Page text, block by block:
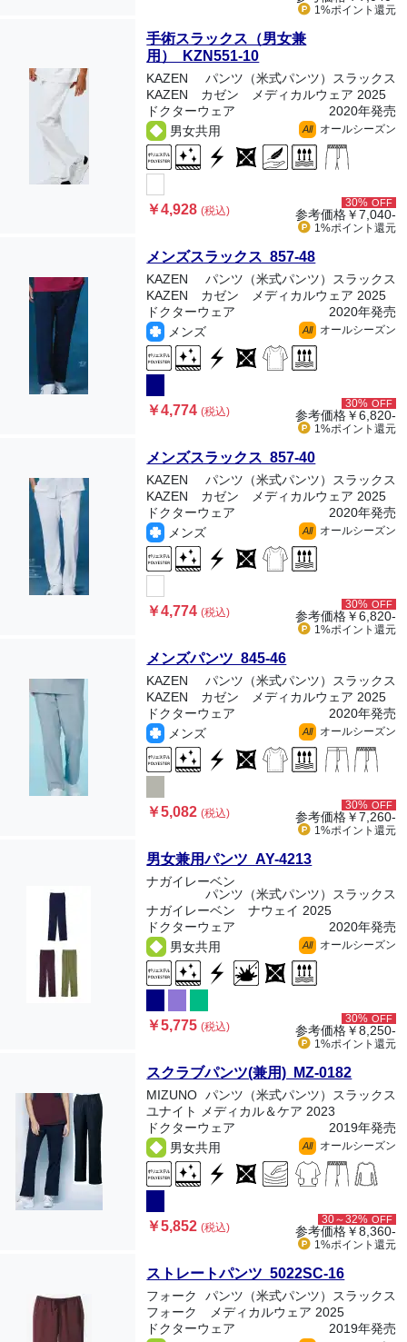
1%ポイント 還元
手術スラックス（男女兼
用） KZN551-10
KAZEN
パンツ（米式パンツ）スラックス
KAZEN カゼン メディカルウェア 2025
ドクターウェア
2020年発売
男女共用
All オールシーズン
￥4,928(税込)
30% OFF
参考価格￥7,040-
1%ポイント 還元
メンズスラックス 857-48
KAZEN
パンツ（米式パンツ）スラックス
KAZEN カゼン メディカルウェア 2025
ドクターウェア
2020年発売
メンズ
All オールシーズン
￥4,774(税込)
30% OFF
参考価格￥6,820-
1%ポイント 還元
メンズスラックス 857-40
KAZEN
パンツ（米式パンツ）スラックス
KAZEN カゼン メディカルウェア 2025
ドクターウェア
2020年発売
メンズ
All オールシーズン
￥4,774(税込)
30% OFF
参考価格￥6,820-
1%ポイント 還元
メンズパンツ 845-46
KAZEN
パンツ（米式パンツ）スラックス
KAZEN カゼン メディカルウェア 2025
ドクターウェア
2020年発売
メンズ
All オールシーズン
￥5,082(税込)
30% OFF
参考価格￥7,260-
1%ポイント 還元
男女兼用パンツ AY-4213
ナガイレーベン
パンツ（米式パンツ）スラックス
ナガイレーベン ナウェイ 2025
ドクターウェア
2020年発売
男女共用
All オールシーズン
￥5,775(税込)
30% OFF
参考価格￥8,250-
1%ポイント 還元
スクラブパンツ(兼用) MZ-0182
MIZUNO パンツ（米式パンツ）スラックス
ユナイト メディカル＆ケア 2023
ドクターウェア
2019年発売
男女共用
All オールシーズン
￥5,852(税込)
30～32% OFF
参考価格￥8,360-
1%ポイント 還元
ストレートパンツ 5022SC-16
フォーク
パンツ（米式パンツ）スラックス
フォーク メディカルウェア 2025
ドクターウェア
2019年発売